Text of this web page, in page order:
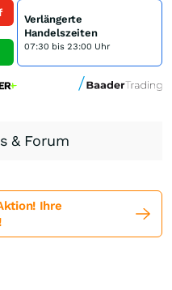
Verlängerte
Handelszeiten
07:30 bis 23:00 Uhr
& Forum
Ihre